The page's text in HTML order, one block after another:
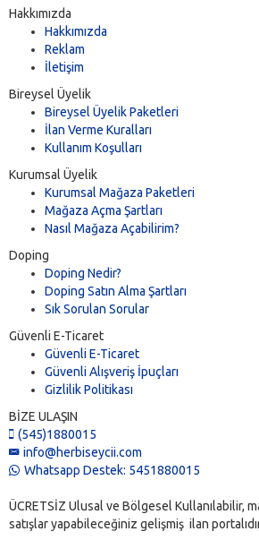
Hakkımızda
Hakkımızda
Reklam
İletişim
Bireysel Üyelik
Bireysel Üyelik Paketleri
İlan Verme Kuralları
Kullanım Koşulları
Kurumsal Üyelik
Kurumsal Mağaza Paketleri
Mağaza Açma Şartları
Nasıl Mağaza Açabilirim?
Doping
Doping Nedir?
Doping Satın Alma Şartları
Sık Sorulan Sorular
Güvenli E-Ticaret
Güvenli E-Ticaret
Güvenli Alışveriş İpuçları
Gizlilik Politikası
BİZE ULAŞIN
(545)1880015
info@herbiseycii.com
Whatsapp Destek: 5451880015
ÜCRETSİZ Ulusal ve Bölgesel Kullanılabilir,
satışlar yapabileceğiniz gelişmiş ilan